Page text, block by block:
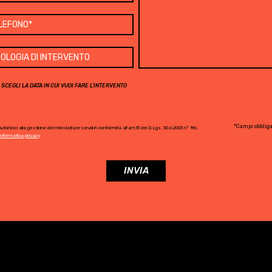
SCEGLI LA DATA IN CUI VUOI FARE L'INTERVENTO
alla gestione dei miei dati personali in conformità all'art.13 del D.Lgs. 30.6.2003 n° 196.
privacy
*Campi